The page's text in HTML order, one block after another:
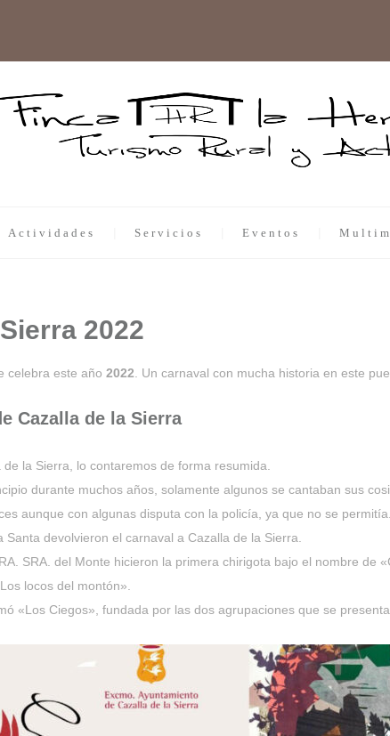
Actividades Servicios Eventos
2022
celebra este año 2022 . Un carnaval con mucha historia en este
Cazalla de la Sierra
la Sierra, lo contaremos de forma resumida.
durante muchos años, solamente algunos se cantaban sus
aunque con algunas disputa con la policía, ya que no se
devolvieron el carnaval a Cazalla de la Sierra.
SRA. del Monte hicieron la primera chirigota bajo el nombre de
locos del montón».
«Los Ciegos», fundada por las dos agrupaciones que se